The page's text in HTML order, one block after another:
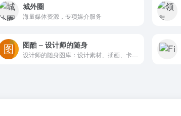
城外圈
海量媒体资源，专项媒介服务
图酷 – 设计师的随身